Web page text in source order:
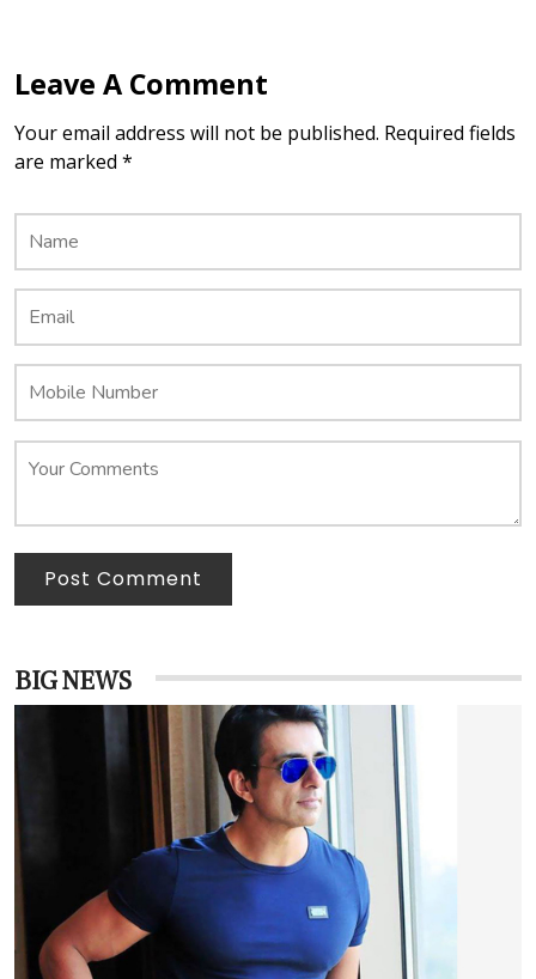
Leave A Comment
Your email address will not be published. Required fields
are marked *
Post Comment
BIG NEWS